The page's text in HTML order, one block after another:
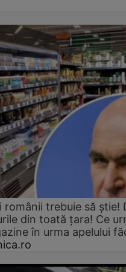
românii trebuie să știe!
din toată țara! Ce
în urma apelului